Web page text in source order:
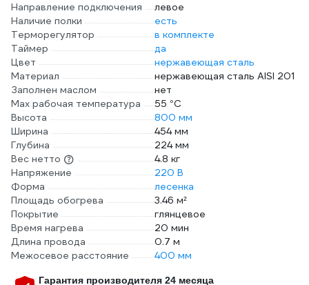
Направление подключения
левое
Наличие полки
есть
Терморегулятор
в комплекте
Таймер
да
Цвет
нержавеющая сталь
Материал
нержавеющая сталь AISI 201
Заполнен маслом
нет
Max рабочая температура
55 °С
Высота
800 мм
Ширина
454 мм
Глубина
224 мм
Вес нетто
4.8 кг
Напряжение
220 В
Форма
лесенка
Площадь обогрева
3.46 м²
Покрытие
глянцевое
Время нагрева
20 мин
Длина провода
0.7 м
Межосевое расстояние
400 мм
Гарантия производителя 24 месяца